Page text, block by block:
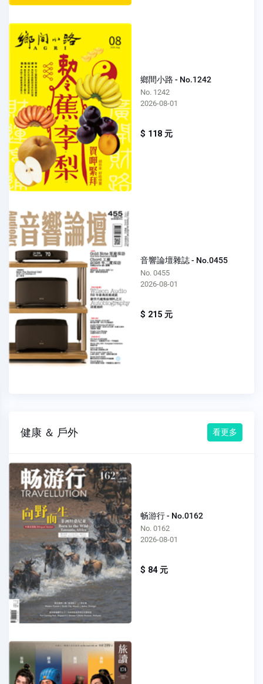
鄉間小路 - No.1242
No. 1242
2026-08-01
$ 118 元
音響論壇雜誌 - No.0455
No. 0455
2026-08-01
$ 215 元
健康 ＆ 戶外 看更多
畅游行 - No.0162
No. 0162
2026-08-01
$ 84 元